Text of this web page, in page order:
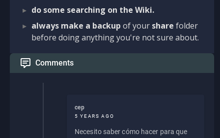
do some searching on the Wiki.
always make a backup of your share folder
before doing anything you're not sure about.
Comments
cep
5 YEARS AGO
Necesito saber cómo hacer para que